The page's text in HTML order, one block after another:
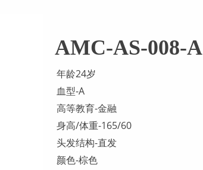
AMC-AS-008-A
年龄24岁
血型-A
高等教育-金融
身高/体重-165/60
头发结构-直发
颜色-棕色